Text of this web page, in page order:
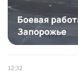
12:32